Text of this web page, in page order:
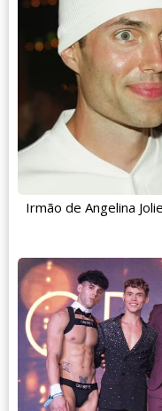
Irmão de Angelina